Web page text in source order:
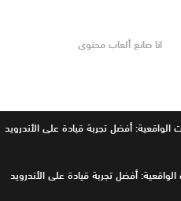
انا صانع ألعاب محتوى
الواقعية: أفضل تجربة قيادة على الأندرويد
أفضل تجربة قيادة على الأندرويد